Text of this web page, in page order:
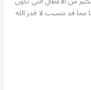
مما قد بتسبب لا قدر الله